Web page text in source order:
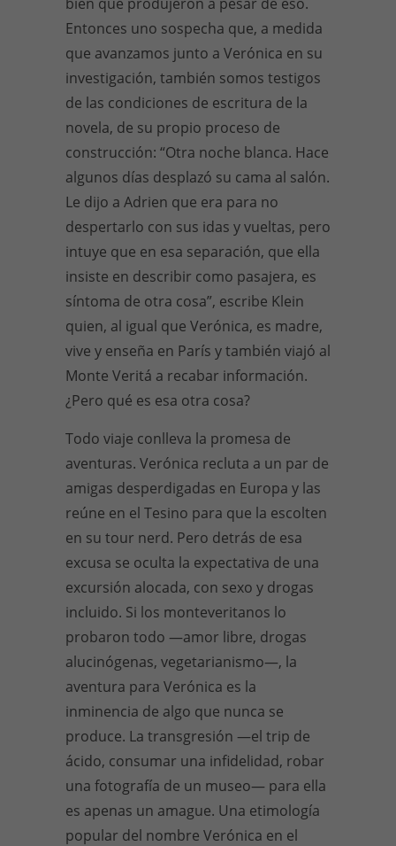
Entonces uno sospecha que, a medida
que avanzamos junto a Verónica en su
investigación, también somos testigos
de las condiciones de escritura de la
novela, de su propio proceso de
construcción: “Otra noche blanca. Hace
algunos días desplazó su cama al salón.
Le dijo a Adrien que era para no
despertarlo con sus idas y vueltas, pero
intuye que en esa separación, que ella
insiste en describir como pasajera, es
síntoma de otra cosa”, escribe Klein
quien, al igual que Verónica, es madre,
vive y enseña en París y también viajó al
Monte Veritá a recabar información.
¿Pero qué es esa otra cosa?
Todo viaje conlleva la promesa de
aventuras. Verónica recluta a un par de
amigas desperdigadas en Europa y las
reúne en el Tesino para que la escolten
en su tour nerd. Pero detrás de esa
excusa se oculta la expectativa de una
excursión alocada, con sexo y drogas
incluido. Si los monteveritanos lo
probaron todo —amor libre, drogas
alucinógenas, vegetarianismo—, la
aventura para Verónica es la
inminencia de algo que nunca se
produce. La transgresión —el trip de
ácido, consumar una infidelidad, robar
una fotografía de un museo— para ella
es apenas un amague. Una etimología
popular del nombre Verónica en el